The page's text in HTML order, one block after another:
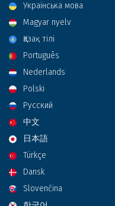
Українська мова
Magyar nyelv
Қазақ тілі
Português
Nederlands
Polski
Русский
中文
日本語
Türkçe
Dansk
Slovenčina